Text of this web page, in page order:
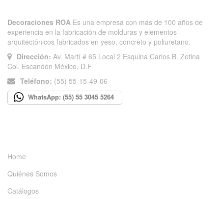
Decoraciones ROA Es una empresa con más de 100 años de
experiencia en la fabricación de molduras y elementos
arquitectónicos fabricados en yeso, concreto y poliuretano.
Dirección: Av. Martí # 65 Local 2 Esquina Carlos B. Zetina
Col. Escandón México, D.F
Teléfono: (55) 55-15-49-06
WhatsApp: (55) 55 3045 5264
Home
Quiénes Somos
Catálogos